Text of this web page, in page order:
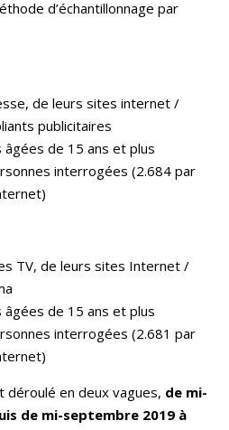
d’échantillonnage par
de leurs sites internet /
publicitaires
de 15 ans et plus
interrogées (2.684 par
TV, de leurs sites Internet /
de 15 ans et plus
interrogées (2.681 par
déroulé en deux vagues, de mi-
de mi-septembre 2019 à